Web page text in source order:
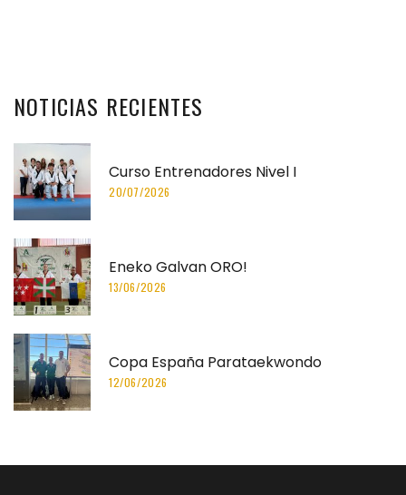
NOTICIAS RECIENTES
Curso Entrenadores Nivel I
20/07/2026
Eneko Galvan ORO!
13/06/2026
Copa España Parataekwondo
12/06/2026